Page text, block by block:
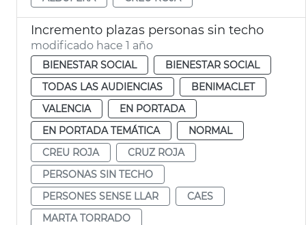
Incremento plazas personas sin techo
modificado hace 1 año
BIENESTAR SOCIAL
BIENESTAR SOCIAL
TODAS LAS AUDIENCIAS
BENIMACLET
VALENCIA
EN PORTADA
EN PORTADA TEMÁTICA
NORMAL
CREU ROJA
CRUZ ROJA
PERSONAS SIN TECHO
PERSONES SENSE LLAR
CAES
MARTA TORRADO